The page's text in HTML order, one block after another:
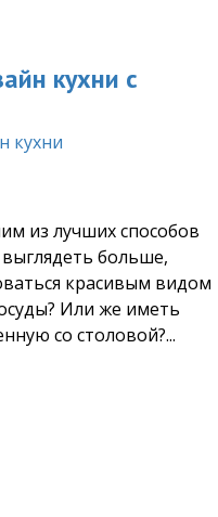
кухни с
кухни
из лучших способов
больше,
красивым видом
Или же иметь
со столовой?...